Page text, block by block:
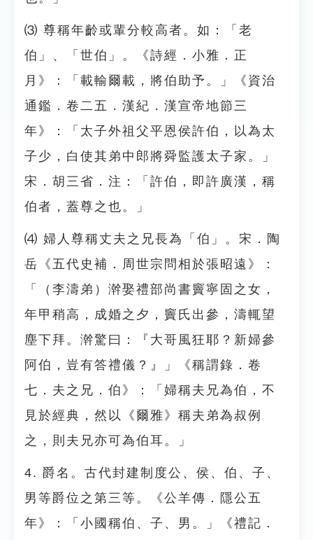
⑶ 尊稱年齡或輩分較高者。如：「老
伯」、「世伯」。《詩經．小雅．正
月》：「載輸爾載，將伯助予。」《資治
通鑑．卷二五．漢紀．漢宣帝地節三
年》：「太子外祖父平恩侯許伯，以為太
子少，白使其弟中郎將舜監護太子家。」
宋．胡三省．注：「許伯，即許廣漢，稱
伯者，蓋尊之也。」
⑷ 婦人尊稱丈夫之兄長為「伯」。宋．陶
岳《五代史補．周世宗問相於張昭遠》：
「（李濤弟）澣娶禮部尚書竇寧固之女，
年甲稍高，成婚之夕，竇氏出參，濤輒望
塵下拜。澣驚曰：『大哥風狂耶？新婦參
阿伯，豈有答禮儀？』」《稱謂錄．卷
七．夫之兄．伯》：「婦稱夫兄為伯，不
見於經典，然以《爾雅》稱夫弟為叔例
之，則夫兄亦可為伯耳。」
4. 爵名。古代封建制度公、侯、伯、子、
男等爵位之第三等。《公羊傳．隱公五
年》：「小國稱伯、子、男。」《禮記．